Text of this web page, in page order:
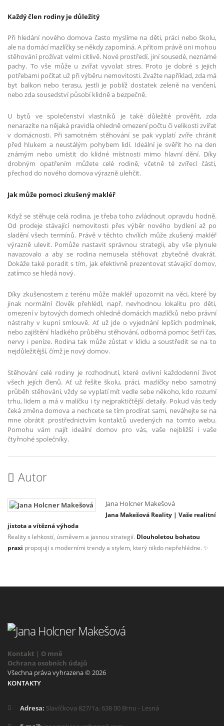
Každý člen rodiny je důležitý
Při hledání nového domova často myslíme na děti, práci nebo školu,
ale na domácí mazlíčky se někdy zapomíná. A přitom právě oni mohou
stěhování prožívat velmi citlivě. Nové prostředí, jiní sousedé, neznámé
pachy. To vše může u zvířat vyvolat stres. Proto je dobré s jejich
potřebami počítat už při výběru nemovitosti. Zvažte například, zda má
byt balkon nebo terasu, jestli je poblíž dostatek zeleně na venčení,
nebo zda sousedství působí klidně a bezpečně.
U bytů ve společenství vlastníků je také důležité prověřit, zda
nenarazíte na nějaká pravidla ohledně omezení počtu či velikosti zvířat
v domácnosti. Při samotném stěhování se pak vyplatí zvíře chránit
před hlukem a neustálým pohybem lidí. Ideální je svěřit ho na den
známým nebo umístit do klidné místnosti mimo hlavní dění. Díky
drobným opatřením můžete celé rodině, včetně té zvířecí části,
přechod do nového domova výrazně ulehčit.
Jak může pomoci zkušený makléř
Když se stěhuje celá rodina, je třeba toho zvládnout opravdu hodně.
Od prodeje stávající nemovitosti přes výběr nového bydlení až po
sladění všech termínů. Právě v těchto chvílích může zkušený makléř
výrazně ulevit. Pomůže nastavit správnou strategii, aby vše plynule
navazovalo a aby se rodina nemusela stěhovat zbytečně dvakrát.
Dokáže také poradit s tím, jak efektivně prezentovat stávající domov,
zatímco se hledá nový.
Díky zkušenostem z terénu může makléř upozornit na věci, které by
jinak normální člověk přehlédl, např. nevhodnou lokalitu pro děti,
omezení v bytových domech ohledně domácích mazlíčků nebo právní
nástrahy v kupní smlouvě. Ať už jde o vyjednání lepších podmínek,
nebo zajištění hladkého průběhu stěhování, odborná pomoc šetří čas,
nervy i peníze. Rodina tak může zůstat v klidu a soustředit se na to
nejdůležitější, čímž je nový domov.
Stěhování celé rodiny je rozhodnutí, které ovlivní každodenní život
všech jejích členů. Ať už řešíte školu, práci, mazlíčky nebo samotný
průběh stěhování, vždy se vyplatí mít vedle sebe někoho, kdo rozumí
trhu, lidem a má v malíčku i ty nejpraktičtější detaily. Pokud vás tedy
čeká změna domova a nechcete se tím prodírat sami, neváhejte se na
mne obrátit prostřednictvím kontaktů uvedených na tomto webu.
Pomohu vám najít ideální domov pro vás, vaše nejbližší i vaše
čtyřnohé společníky.
Autor
Jana Holcner Makešová
Jana Makešová Reality | Vaše realitní
jistota a vítězná výhoda
Reality s lehkostí, úsměvem a jasnou strategií. Dlouholetou bohatou
praxi propojuji s moderními trendy a stylem, který nikdo nepřehlédne. ✨
Kontakt | O mně
Ochrana osobních údajů
Všechna práva vyhrazena © 2026
KONTAKTY
Adresa: Slavíčkova 827/1a, 638 00 Brno - Lesná